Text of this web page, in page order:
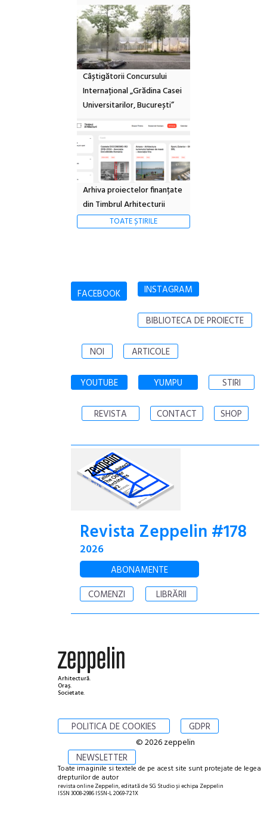
Câștigătorii Concursului
Internațional „Grădina Casei
Universitarilor, București”
Arhiva proiectelor finanțate
din Timbrul Arhitecturii
TOATE ȘTIRILE
FACEBOOK INSTAGRAM
BIBLIOTECA DE PROIECTE
NOI ARTICOLE
YOUTUBE YUMPU STIRI
REVISTA CONTACT SHOP
Revista Zeppelin #178
2026
ABONAMENTE
COMENZI
LIBRĂRII
Arhitectură.
Oraș.
Societate.
POLITICA DE COOKIES GDPR
NEWSLETTER
© 2026 zeppelin
Toate imaginile si textele de pe acest site sunt protejate de legea
drepturilor de autor
revista online Zeppelin, editată de SG Studio și echipa Zeppelin
ISSN 3008-2986 ISSN-L 2069-721X